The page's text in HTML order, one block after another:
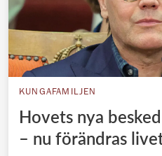
KUNGAFAMILJEN
Hovets nya
– nu förändras